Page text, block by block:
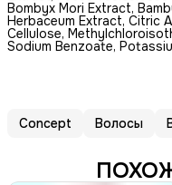
Bombyx Mori Еxtract,
Herbaceum Extract, Citric
Cellulose,
Sodium Benzoate,
Concept Волосы